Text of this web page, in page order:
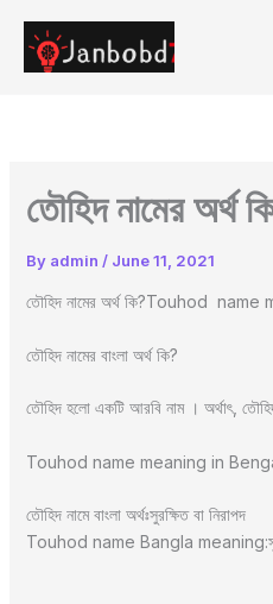
content
তৌহিদ নামের অর্থ
By admin / June 11, 2021
তৌহিদ নামের অর্থ কি?Touhod
তৌহিদ নামের বাংলা অর্থ কি?
তৌহিদ হলো একটি আরবি নাম । অর্থাৎ, তৌহিদ
Touhod name meaning in
তৌহিদ নামে বাংলা অর্থঃসুরক্ষিত বা নিরাপদ
Touhod name Bangla